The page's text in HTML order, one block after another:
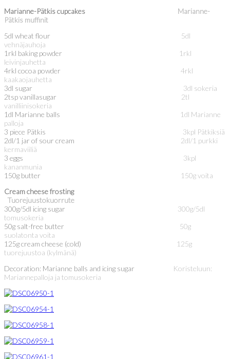
Marianne-Pätkis cupcakes Marianne-
Pätkis muffinit
5dl wheat flour
5dl
vehnäjauhoja
1rkl baking powder
1rkl
leivinjauhetta
4rkl cocoa powder
4rkl
kaakaojauhetta
3dl sugar
3dl sokeria
2tsp vanillasugar
2tl
vanilliinisokeria
1dl Marianne balls
1dl Marianne
palloja
3 piece Pätkis
3kpl Pätkiksiä
2dl/1 jar of sour cream
2dl/1 purkki
kermaviiliä
3 eggs
3kpl
kananmunia
150g butter
150g voita
Cream cheese frosting
Tuorejuustokuorrute
300g/5dl icing sugar
300g/5dl
tomusokeria
50g salt-free butter
50g
suolatonta voita
125g cream cheese (cold)
125g
tuorejuustoa (kylmänä)
Decoration: Marianne balls and icing sugar
Koristeluun:
Mariannepalloja ja tomusokeria